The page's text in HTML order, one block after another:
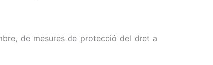
de mesures de protecció del dret a